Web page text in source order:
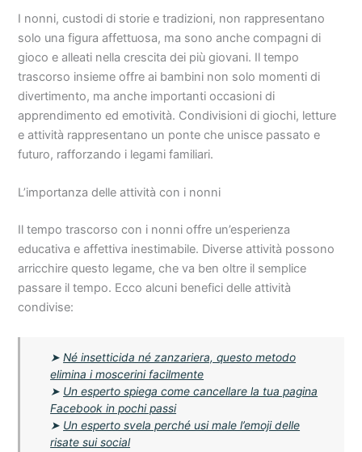
I nonni, custodi di storie e tradizioni, non rappresentano
solo una figura affettuosa, ma sono anche compagni di
gioco e alleati nella crescita dei più giovani. Il tempo
trascorso insieme offre ai bambini non solo momenti di
divertimento, ma anche importanti occasioni di
apprendimento ed emotività. Condivisioni di giochi, letture
e attività rappresentano un ponte che unisce passato e
futuro, rafforzando i legami familiari.
L’importanza delle attività con i nonni
Il tempo trascorso con i nonni offre un’esperienza
educativa e affettiva inestimabile. Diverse attività possono
arricchire questo legame, che va ben oltre il semplice
passare il tempo. Ecco alcuni benefici delle attività
condivise:
➤Né insetticida né zanzariera, questo metodo
elimina i moscerini facilmente
➤ Un esperto spiega come cancellare la tua pagina
Facebook in pochi passi
➤ Un esperto svela perché usi male l’emoji delle
risate sui social